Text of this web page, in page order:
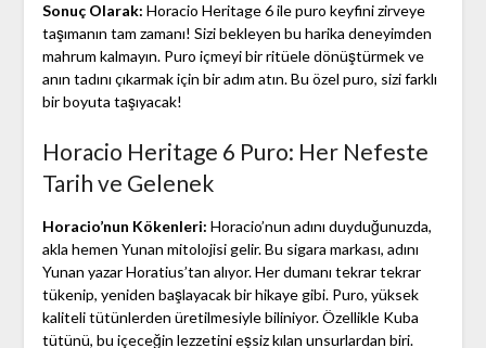
Sonuç Olarak: Horacio Heritage 6 ile puro keyfini zirveye
taşımanın tam zamanı! Sizi bekleyen bu harika deneyimden
mahrum kalmayın. Puro içmeyi bir ritüele dönüştürmek ve
anın tadını çıkarmak için bir adım atın. Bu özel puro, sizi farklı
bir boyuta taşıyacak!
Horacio Heritage 6 Puro: Her Nefeste
Tarih ve Gelenek
Horacio’nun Kökenleri: Horacio’nun adını duyduğunuzda,
akla hemen Yunan mitolojisi gelir. Bu sigara markası, adını
Yunan yazar Horatius’tan alıyor. Her dumanı tekrar tekrar
tükenip, yeniden başlayacak bir hikaye gibi. Puro, yüksek
kaliteli tütünlerden üretilmesiyle biliniyor. Özellikle Kuba
tütünü, bu içeceğin lezzetini eşsiz kılan unsurlardan biri.